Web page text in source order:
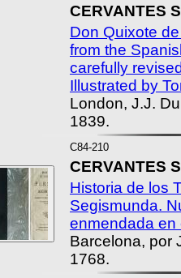
CERVANTES
Don Quixote
from the
carefully
Illustrated by
London, J.J.
1839.
C84-210
CERVANTES
Historia de los
Segismunda.
enmendada en
Barcelona, por
1768.